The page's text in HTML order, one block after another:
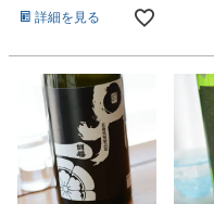
詳細を見る